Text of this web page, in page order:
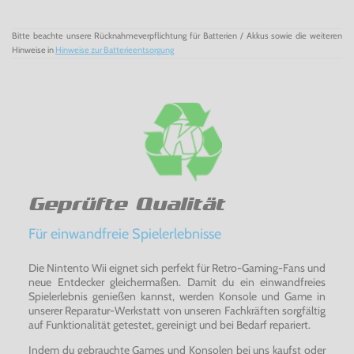
Bitte beachte unsere Rücknahmeverpflichtung für Batterien / Akkus sowie die weiteren
Hinweise in Hinweise zur Batterieentsorgung
Geprüfte Qualität
Für einwandfreie Spielerlebnisse
Die Nintento Wii eignet sich perfekt für Retro-Gaming-Fans und
neue Entdecker gleichermaßen. Damit du ein einwandfreies
Spielerlebnis genießen kannst, werden Konsole und Game in
unserer Reparatur-Werkstatt von unseren Fachkräften sorgfältig
auf Funktionalität getestet, gereinigt und bei Bedarf repariert.
Indem du gebrauchte Games und Konsolen bei uns kaufst oder